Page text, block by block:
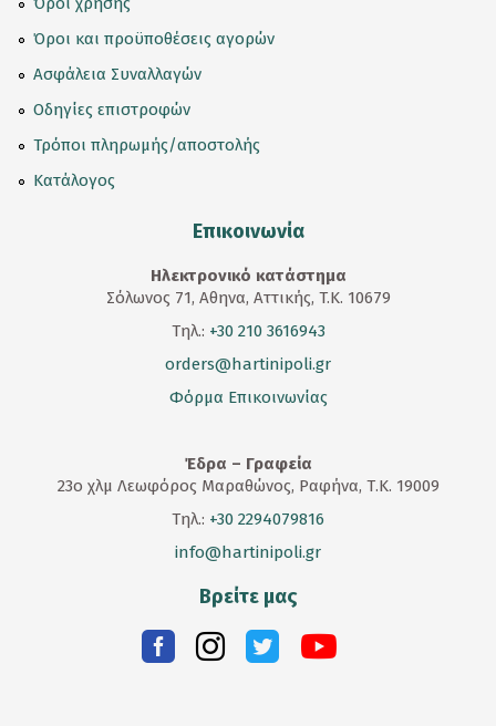
Όροι και προϋποθέσεις αγορών
Ασφάλεια Συναλλαγών
Οδηγίες επιστροφών
Τρόποι πληρωμής/αποστολής
Κατάλογος
Επικοινωνία
Ηλεκτρονικό κατάστημα
Σόλωνος 71, Αθηνα, Αττικής, T.K. 10679
Τηλ.: +30 210 3616943
orders@hartinipoli.gr
Φόρμα Επικοινωνίας
Έδρα – Γραφεία
23ο χλμ Λεωφόρος Μαραθώνος, Ραφήνα, Τ.Κ. 19009
Τηλ.: +30 2294079816
info@hartinipoli.gr
Βρείτε μας